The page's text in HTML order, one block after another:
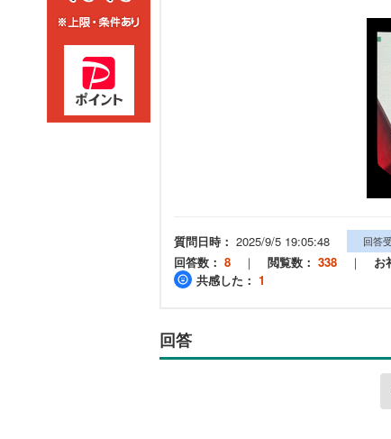
質問日時： 2025/9/5 19:05:48 回答
回答数： 8 ｜ 閲覧数： 338 ｜ お
共感した： 1
回答